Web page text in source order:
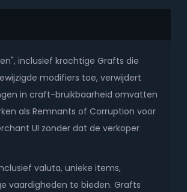
inclusief krachtige Grafts die
modifiers toe, verwijdert
in craft-bruikbaarheid omvatten
als Remnants of Corruption voor
UI zonder dat de verkoper
valuta, unieke items,
vaardigheden te bieden. Grafts